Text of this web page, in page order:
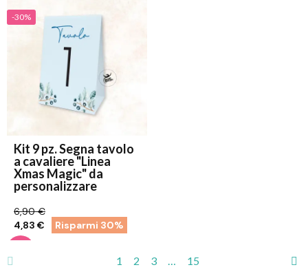
-30%
Kit 9 pz. Segna tavolo
a cavaliere "Linea
Xmas Magic" da
personalizzare
6,90 €
4,83 €
Risparmi 30%
1 2 3 … 15